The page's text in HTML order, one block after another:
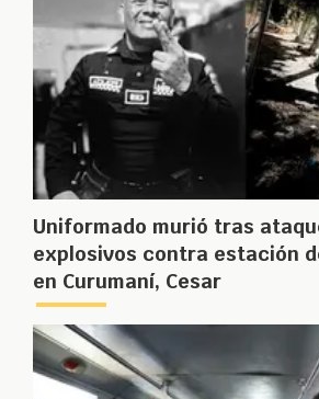
Uniformado murió tras
explosivos contra estación
en Curumaní, Cesar